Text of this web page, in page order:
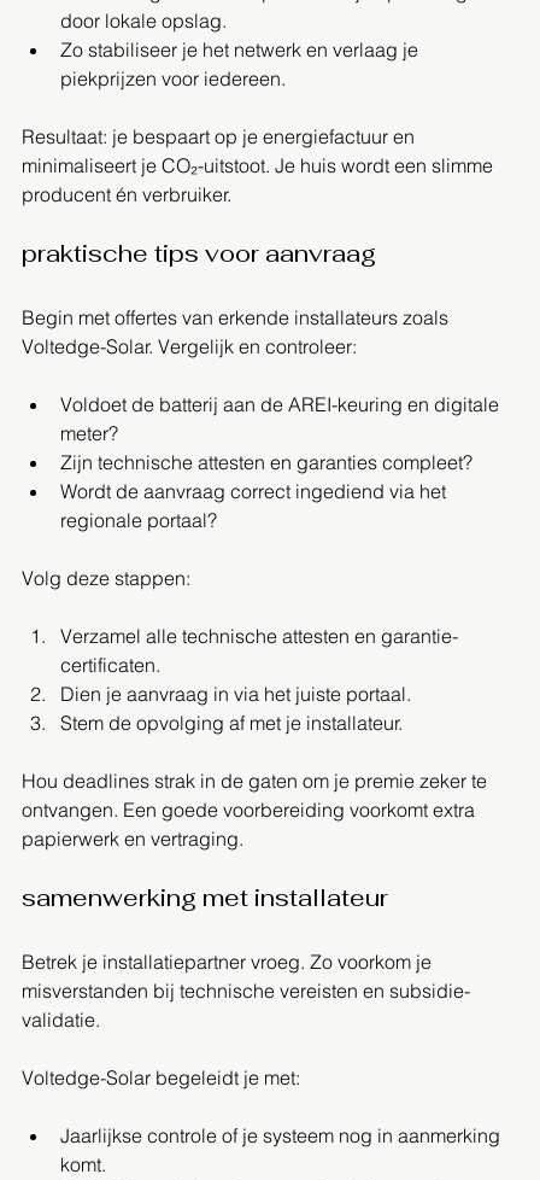
door lokale opslag.
Zo stabiliseer je het netwerk en verlaag je
piekprijzen voor iedereen.
Resultaat: je bespaart op je energiefactuur en
minimaliseert je CO₂-uitstoot. Je huis wordt een slimme
producent én verbruiker.
praktische tips voor aanvraag
Begin met offertes van erkende installateurs zoals
Voltedge-Solar. Vergelijk en controleer:
Voldoet de batterij aan de AREI-keuring en digitale
meter?
Zijn technische attesten en garanties compleet?
Wordt de aanvraag correct ingediend via het
regionale portaal?
Volg deze stappen:
Verzamel alle technische attesten en garantie­
certificaten.
Dien je aanvraag in via het juiste portaal.
Stem de opvolging af met je installateur.
Hou deadlines strak in de gaten om je premie zeker te
ontvangen. Een goede voorbereiding voorkomt extra
papierwerk en vertraging.
samenwerking met installateur
Betrek je installatiepartner vroeg. Zo voorkom je
misverstanden bij technische vereisten en subsidie­
validatie.
Voltedge-Solar begeleidt je met:
Jaarlijkse controle of je systeem nog in aanmerking
komt.